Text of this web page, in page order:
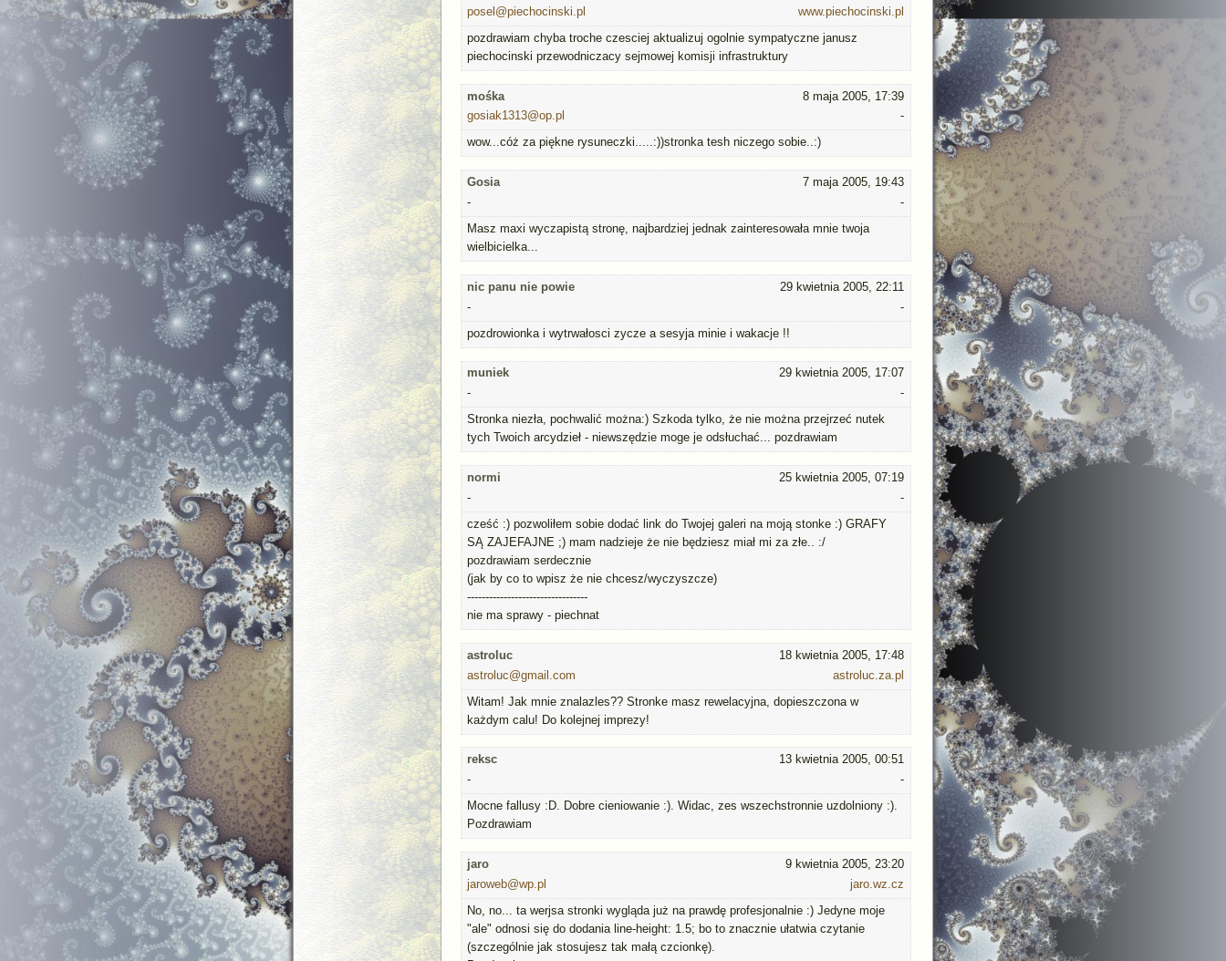
posel@piechocinski.pl
www.piechocinski.pl
pozdrawiam chyba troche czesciej aktualizuj ogolnie sympatyczne janusz
piechocinski przewodniczacy sejmowej komisji infrastruktury
mośka
8 maja 2005, 17:39
gosiak1313@op.pl
-
wow...cóż za piękne rysuneczki.....:))stronka tesh niczego sobie..:)
Gosia
7 maja 2005, 19:43
-
-
Masz maxi wyczapistą stronę, najbardziej jednak zainteresowała mnie twoja
wielbicielka...
nic panu nie powie
29 kwietnia 2005, 22:11
-
-
pozdrowionka i wytrwałosci zycze a sesyja minie i wakacje !!
muniek
29 kwietnia 2005, 17:07
-
-
Stronka niezła, pochwalić można:) Szkoda tylko, że nie można przejrzeć nutek
tych Twoich arcydzieł - niewszędzie moge je odsłuchać... pozdrawiam
normi
25 kwietnia 2005, 07:19
-
-
cześć :) pozwoliłem sobie dodać link do Twojej galeri na moją stonke :) GRAFY
SĄ ZAJEFAJNE ;) mam nadzieje że nie będziesz miał mi za złe.. :/
pozdrawiam serdecznie
(jak by co to wpisz że nie chcesz/wyczyszcze)
---------------------------------
nie ma sprawy - piechnat
astroluc
18 kwietnia 2005, 17:48
astroluc@gmail.com
astroluc.za.pl
Witam! Jak mnie znalazles?? Stronke masz rewelacyjna, dopieszczona w
każdym calu! Do kolejnej imprezy!
reksc
13 kwietnia 2005, 00:51
-
-
Mocne fallusy :D. Dobre cieniowanie :). Widac, zes wszechstronnie uzdolniony :).
Pozdrawiam
jaro
9 kwietnia 2005, 23:20
jaroweb@wp.pl
jaro.wz.cz
No, no... ta werjsa stronki wygląda już na prawdę profesjonalnie :) Jedyne moje
"ale" odnosi się do dodania line-height: 1.5; bo to znacznie ułatwia czytanie
(szczególnie jak stosujesz tak małą czcionkę).